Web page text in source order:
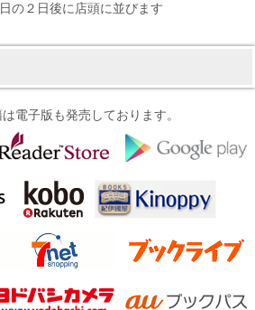
の２日後に店頭に並びます
電子版も発売しております。